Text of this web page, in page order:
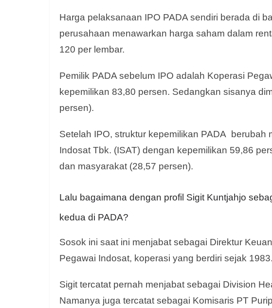
Harga pelaksanaan IPO PADA sendiri berada di
perusahaan menawarkan harga saham dalam
120 per lembar.
Pemilik PADA sebelum IPO adalah Koperasi
kepemilikan 83,80 persen. Sedangkan sisanya
persen).
Setelah IPO, struktur kepemilikan PADA berubah
Indosat Tbk. (ISAT) dengan kepemilikan 59,86
dan masyarakat (28,57 persen).
Lalu bagaimana dengan profil Sigit Kuntjahjo
kedua di PADA?
Sosok ini saat ini menjabat sebagai Direktur
Pegawai Indosat, koperasi yang berdiri sejak 1983.
Sigit tercatat pernah menjabat sebagai Division
Namanya juga tercatat sebagai Komisaris PT